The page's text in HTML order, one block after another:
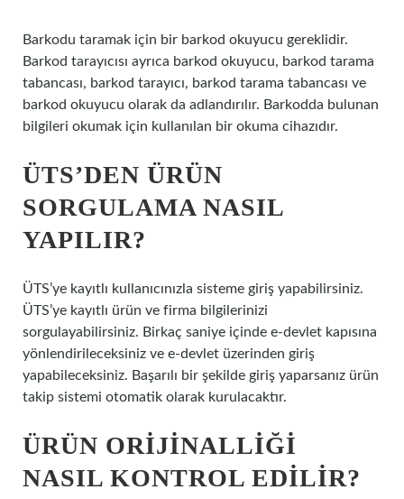
Barkodu taramak için bir barkod okuyucu gereklidir.
Barkod tarayıcısı ayrıca barkod okuyucu, barkod tarama
tabancası, barkod tarayıcı, barkod tarama tabancası ve
barkod okuyucu olarak da adlandırılır. Barkodda bulunan
bilgileri okumak için kullanılan bir okuma cihazıdır.
ÜTS’DEN ÜRÜN
SORGULAMA NASIL
YAPILIR?
ÜTS’ye kayıtlı kullanıcınızla sisteme giriş yapabilirsiniz.
ÜTS’ye kayıtlı ürün ve firma bilgilerinizi
sorgulayabilirsiniz. Birkaç saniye içinde e-devlet kapısına
yönlendirileceksiniz ve e-devlet üzerinden giriş
yapabileceksiniz. Başarılı bir şekilde giriş yaparsanız ürün
takip sistemi otomatik olarak kurulacaktır.
ÜRÜN ORIJINALLIĞI
NASIL KONTROL EDILIR?